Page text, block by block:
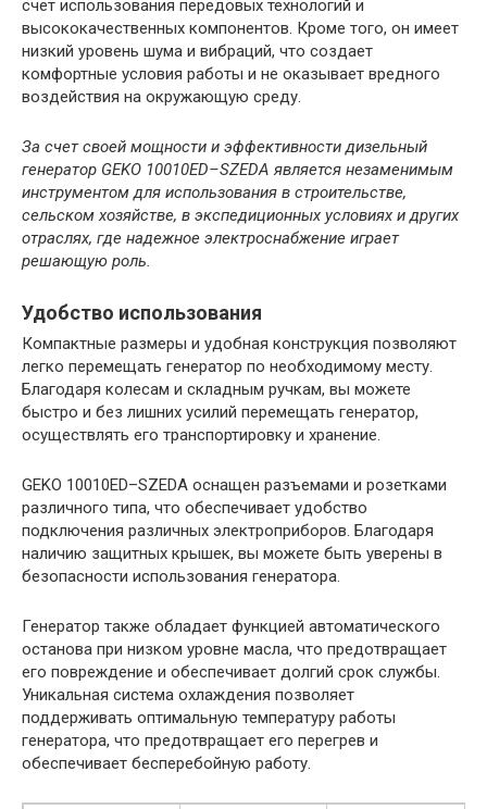
счет использования передовых технологий и
высококачественных компонентов. Кроме того, он имеет
низкий уровень шума и вибраций, что создает
комфортные условия работы и не оказывает вредного
воздействия на окружающую среду.
За счет своей мощности и эффективности дизельный
генератор GEKO 10010ED–SZEDA является незаменимым
инструментом для использования в строительстве,
сельском хозяйстве, в экспедиционных условиях и других
отраслях, где надежное электроснабжение играет
решающую роль.
Удобство использования
Компактные размеры и удобная конструкция позволяют
легко перемещать генератор по необходимому месту.
Благодаря колесам и складным ручкам, вы можете
быстро и без лишних усилий перемещать генератор,
осуществлять его транспортировку и хранение.
GEKO 10010ED–SZEDA оснащен разъемами и розетками
различного типа, что обеспечивает удобство
подключения различных электроприборов. Благодаря
наличию защитных крышек, вы можете быть уверены в
безопасности использования генератора.
Генератор также обладает функцией автоматического
останова при низком уровне масла, что предотвращает
его повреждение и обеспечивает долгий срок службы.
Уникальная система охлаждения позволяет
поддерживать оптимальную температуру работы
генератора, что предотвращает его перегрев и
обеспечивает бесперебойную работу.